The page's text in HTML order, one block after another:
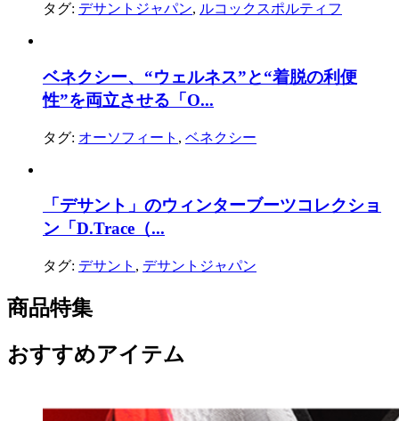
タグ: デサントジャパン, ルコックスポルティフ
ベネクシー、“ウェルネス”と“着脱の利便
性”を両立させる「O...
タグ: オーソフィート , ベネクシー
「デサント」のウィンターブーツコレクショ
ン「D.Trace（...
タグ: デサント , デサントジャパン
商品特集
おすすめアイテム